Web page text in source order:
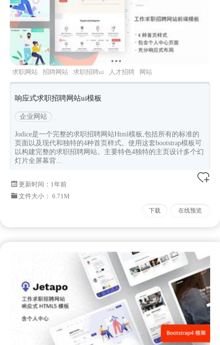
求职网站 招聘网站 求职招聘ui 人才招聘
网站
ui模板
响应式求职招聘网站ui模板
企业网站
Jodice是一个完整的求职招聘网站Html模板,包括所有的标准的
页面以及现代和独特的4种首页样式。使用这套bootstrap模板可
以构建完整的求职招聘网站。主要特色4独特的主页设计多个幻
灯片全屏幕背...
更新时间： 1年前
文件大小： 6.71M
下载 在线预览